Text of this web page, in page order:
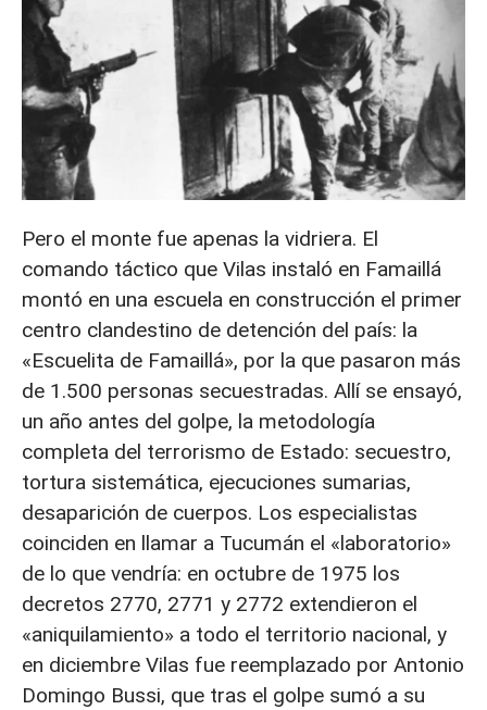
Pero el monte fue apenas la vidriera. El
comando táctico que Vilas instaló en Famaillá
montó en una escuela en construcción el primer
centro clandestino de detención del país: la
«Escuelita de Famaillá», por la que pasaron más
de 1.500 personas secuestradas. Allí se ensayó,
un año antes del golpe, la metodología
completa del terrorismo de Estado: secuestro,
tortura sistemática, ejecuciones sumarias,
desaparición de cuerpos. Los especialistas
coinciden en llamar a Tucumán el «laboratorio»
de lo que vendría: en octubre de 1975 los
decretos 2770, 2771 y 2772 extendieron el
«aniquilamiento» a todo el territorio nacional, y
en diciembre Vilas fue reemplazado por Antonio
Domingo Bussi, que tras el golpe sumó a su